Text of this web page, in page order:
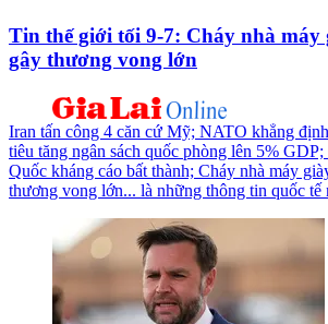
Tin thế giới tối 9-7: Cháy nhà máy
gây thương vong lớn
Iran tấn công 4 căn cứ Mỹ; NATO khẳng
tiêu tăng ngân sách quốc phòng lên 5%
Quốc kháng cáo bất thành; Cháy nhà máy
thương vong lớn... là những thông tin quốc tế